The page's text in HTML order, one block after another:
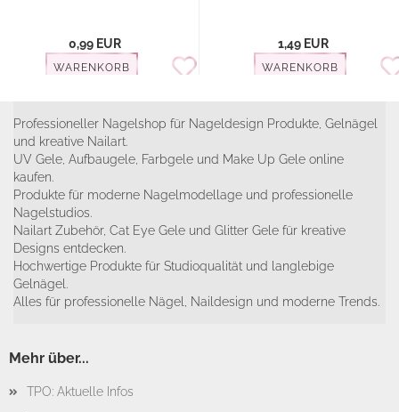
0,99 EUR
WARENKORB
1,49 EUR
WARENKORB
Professioneller Nagelshop für Nageldesign Produkte, Gelnägel
und kreative Nailart.
UV Gele, Aufbaugele, Farbgele und Make Up Gele online
kaufen.
Produkte für moderne Nagelmodellage und professionelle
Nagelstudios.
Nailart Zubehör, Cat Eye Gele und Glitter Gele für kreative
Designs entdecken.
Hochwertige Produkte für Studioqualität und langlebige
Gelnägel.
Alles für professionelle Nägel, Naildesign und moderne Trends.
Mehr über...
TPO: Aktuelle Infos